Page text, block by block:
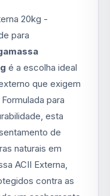
20kg -
para
é a escolha ideal
que exigem
para
esta
de
naturais em
ACII Externa,
contra as